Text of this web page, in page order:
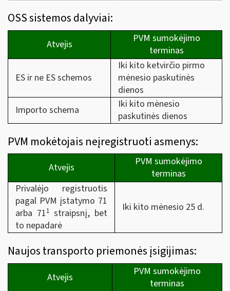
OSS sistemos dalyviai:
Atvejis
PVM sumokėjimo
terminas
ES ir ne ES schemos
Iki kito ketvirčio pirmo
mėnesio paskutinės
dienos
Importo schema
Iki kito mėnesio
paskutinės dienos
PVM mokėtojais neįregistruoti asmenys:
Atvejis
PVM sumokėjimo
terminas
Privalėjo registruotis
pagal PVM įstatymo 71
arba 711 straipsnį, bet
to nepadarė
Iki kito mėnesio 25 d.
Naujos transporto priemonės įsigijimas:
Atvejis
PVM sumokėjimo
terminas